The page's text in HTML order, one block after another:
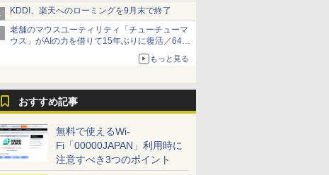
KDDI、楽天へのローミングを9月末で終了
老舗のマウスユーティリティ「チューチューマ
ウス」がAIの力を借りて15年ぶりに復活／64bit
化、Windows 10/11、「Chrome」も走り回
る。復活記念で2026年末まで500円
もっと見る
おすすめ記事
無料で使えるWi-
Fi「00000JAPAN」利用時に
注意すべき3つのポイント